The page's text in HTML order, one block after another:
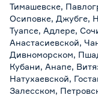
Тимашевске,
Осиповке, Джубге,
Туапсе, Адлере,
Анастасиевской,
Дивноморском,
Кубани, Анапе,
Натухаевской,
Залесском,